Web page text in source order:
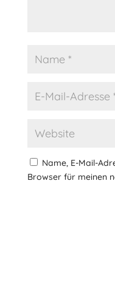
Name, E-Mail-
Browser für meinen